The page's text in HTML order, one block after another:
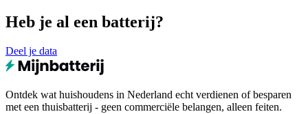
Heb je al een batterij?
Deel je data
Ontdek wat huishoudens in Nederland echt verdienen of besparen
met een thuisbatterij - geen commerciële belangen, alleen feiten.